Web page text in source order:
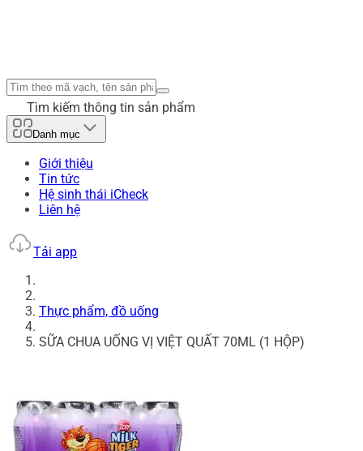
Tìm kiếm thông tin sản phẩm
Danh mục
Giới thiệu
Tin tức
Hệ sinh thái iCheck
Liên hệ
Tải app
Thực phẩm, đồ uống
SỮA CHUA UỐNG VỊ VIỆT QUẤT 70ML (1 HỘP)